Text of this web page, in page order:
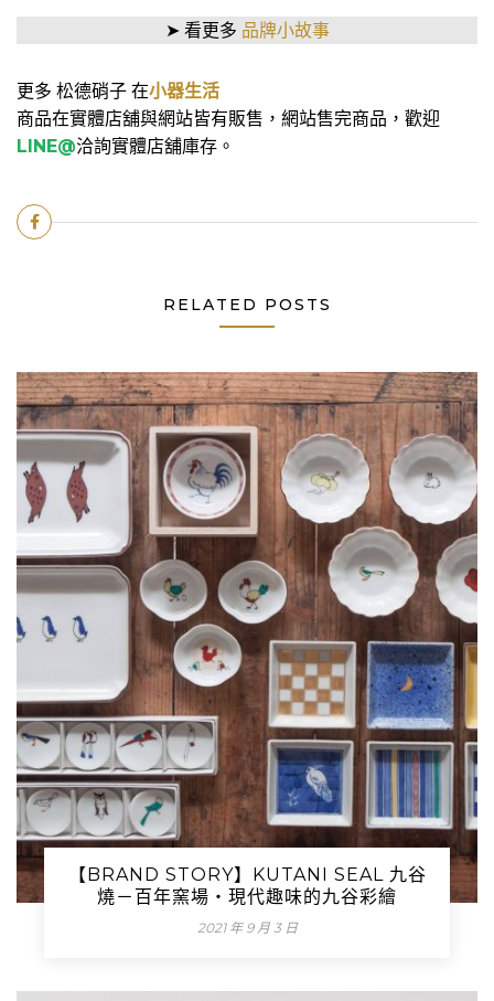
➤ 看更多 品牌小故事
更多 松德硝子 在小器生活
商品在實體店舖與網站皆有販售，網站售完商品，歡迎
LINE@洽詢實體店舖庫存。
RELATED POSTS
【BRAND STORY】KUTANI SEAL 九谷
燒－百年窯場・現代趣味的九谷彩繪
2021 年 9 月 3 日